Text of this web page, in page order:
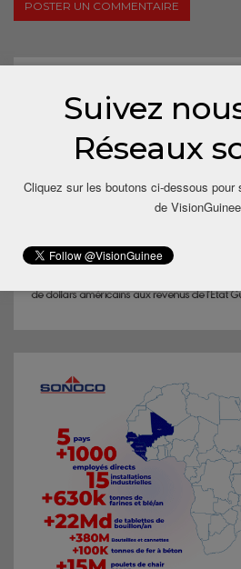
Suivez
Réseaux
Cliquez sur les boutons ci-dessous
de